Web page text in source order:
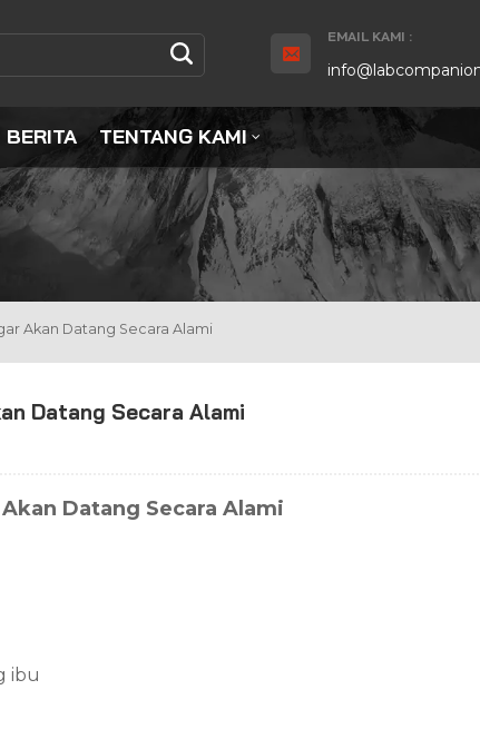
EMAIL KAMI :
BERITA TENTANG KAMI
Akan Datang Secara Alami
Datang Secara Alami
Datang Secara Alami
ibu